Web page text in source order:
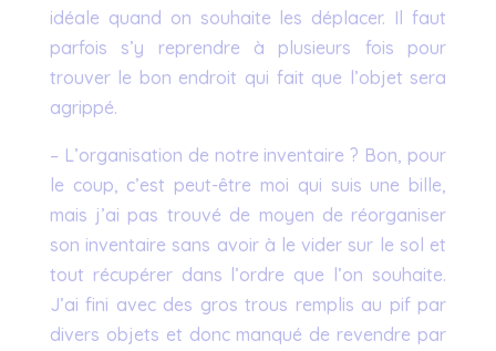
idéale quand on souhaite les déplacer. Il faut
parfois s’y reprendre à plusieurs fois pour
trouver le bon endroit qui fait que l’objet sera
agrippé.
– L’organisation de notre inventaire ? Bon, pour
le coup, c’est peut-être moi qui suis une bille,
mais j’ai pas trouvé de moyen de réorganiser
son inventaire sans avoir à le vider sur le sol et
tout récupérer dans l’ordre que l’on souhaite.
J’ai fini avec des gros trous remplis au pif par
divers objets et donc manqué de revendre par